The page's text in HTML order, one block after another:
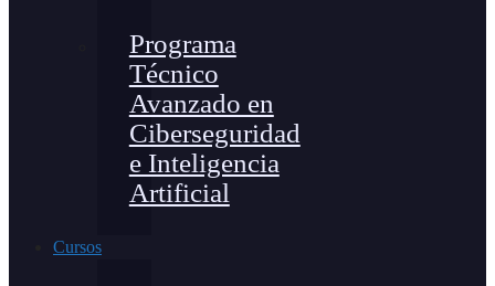
Programa
Técnico
Avanzado en
Ciberseguridad
e Inteligencia
Artificial
Cursos